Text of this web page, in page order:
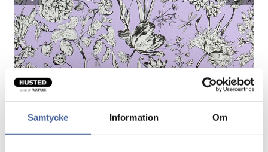
Samtycke Information Om